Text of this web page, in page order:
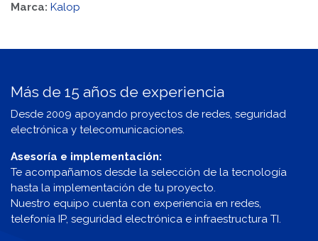
Marca: Kalop
Más de 15 años de experiencia
Desde 2009 apoyando proyectos de redes, seguridad
electrónica y telecomunicaciones.
Asesoría e implementación:
Te acompañamos desde la selección de la tecnología
hasta la implementación de tu proyecto.
Nuestro equipo cuenta con experiencia en redes,
telefonía IP, seguridad electrónica e infraestructura TI.